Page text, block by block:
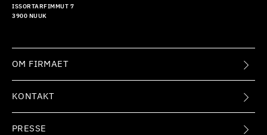
ISSORTARFIMMUT 7
3900 NUUK
OM FIRMAET
KONTAKT
PRESSE